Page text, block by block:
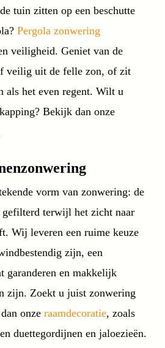
tuin zitten op een beschutte
Pergola zonwering
veiligheid. Geniet van de
veilig uit de felle zon, of zit
als het even regent. Wilt u
Bekijk dan onze
vorm van zonwering: de
gefilterd terwijl het zicht naar
Wij leveren een ruime keuze
zijn, een
garanderen en makkelijk
zijn. Zoekt u juist zonwering
onze raamdecoratie, zoals
duettegordijnen en jaloezieën.